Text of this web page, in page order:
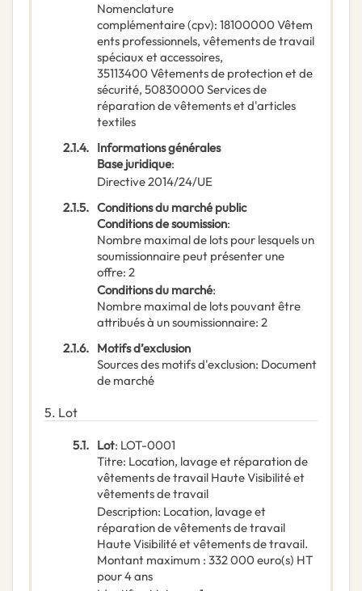
Nomenclature
complémentaire(cpv): 18100000 Vêtem
ents professionnels, vêtements de travail
spéciaux et accessoires,
35113400 Vêtements de protection et de
sécurité, 50830000 Services de
réparation de vêtements et d'articles
textiles
2.1.4. Informations générales
Base juridique:
Directive 2014/24/UE
2.1.5. Conditions du marché public
Conditions de soumission:
Nombre maximal de lots pour lesquels un
soumissionnaire peut présenter une
offre: 2
Conditions du marché:
Nombre maximal de lots pouvant être
attribués à un soumissionnaire: 2
2.1.6. Motifs d’exclusion
Sources des motifs d'exclusion: Document
de marché
5. Lot
5.1. Lot: LOT-0001
Titre: Location, lavage et réparation de
vêtements de travail Haute Visibilité et
vêtements de travail
Description: Location, lavage et
réparation de vêtements de travail
Haute Visibilité et vêtements de travail.
Montant maximum : 332 000 euro(s) HT
pour 4 ans